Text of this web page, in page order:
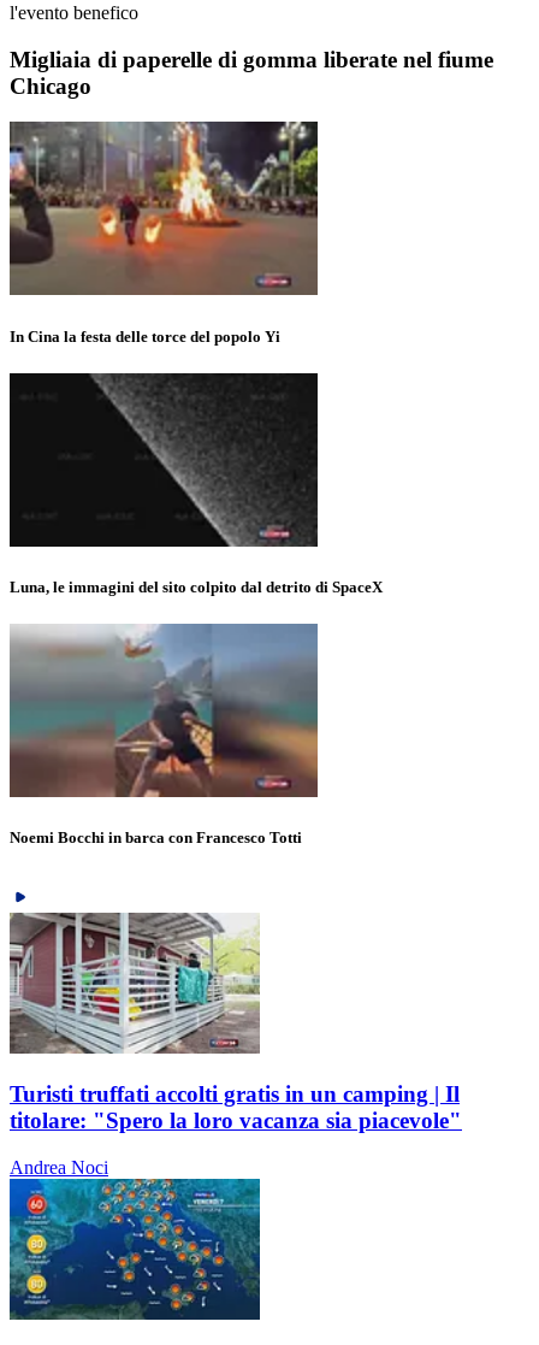
l'evento benefico
Migliaia di paperelle di gomma liberate nel fiume
Chicago
In Cina la festa delle torce del popolo Yi
Luna, le immagini del sito colpito dal detrito di SpaceX
Noemi Bocchi in barca con Francesco Totti
Turisti truffati accolti gratis in un camping | Il
titolare: "Spero la loro vacanza sia piacevole"
Andrea Noci